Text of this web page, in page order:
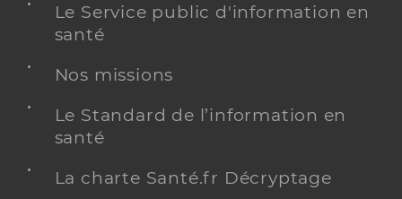
Le Service public d'information en
santé
Nos missions
Le Standard de l’information en
santé
La charte Santé.fr Décryptage